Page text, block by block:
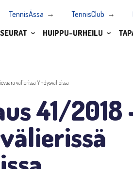
TennisÄssä TennisClub
SEURAT HUIPPU-URHEILU
välierissä Yhdysvalloissa
41/2018